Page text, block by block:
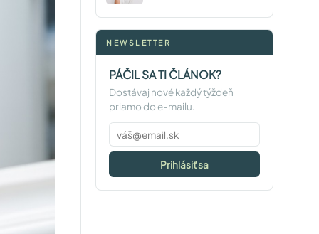
NEWSLETTER
PÁČIL SA TI ČLÁNOK?
Dostávaj nové každý týždeň
priamo do e-mailu.
Prihlásiť sa